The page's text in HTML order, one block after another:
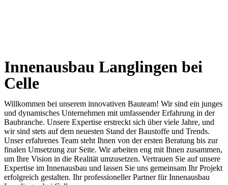
Innenausbau Langlingen bei
Celle
Willkommen bei unserem innovativen Bauteam! Wir sind ein junges
und dynamisches Unternehmen mit umfassender Erfahrung in der
Baubranche. Unsere Expertise erstreckt sich über viele Jahre, und
wir sind stets auf dem neuesten Stand der Baustoffe und Trends.
Unser erfahrenes Team steht Ihnen von der ersten Beratung bis zur
finalen Umsetzung zur Seite. Wir arbeiten eng mit Ihnen zusammen,
um Ihre Vision in die Realität umzusetzen. Vertrauen Sie auf unsere
Expertise im Innenausbau und lassen Sie uns gemeinsam Ihr Projekt
erfolgreich gestalten. Ihr professioneller Partner für Innenausbau